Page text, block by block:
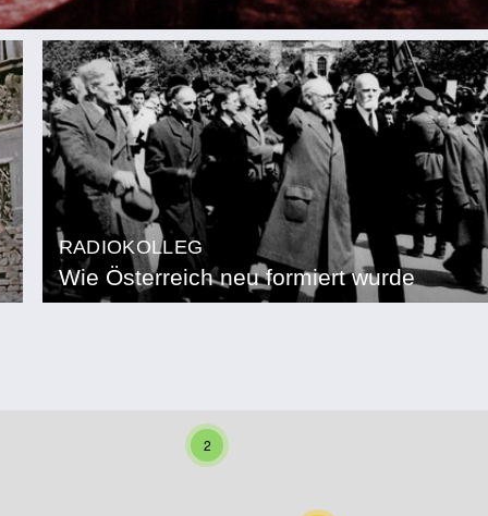
RADIOKOLLEG
Wie Österreich neu formiert wurde
2